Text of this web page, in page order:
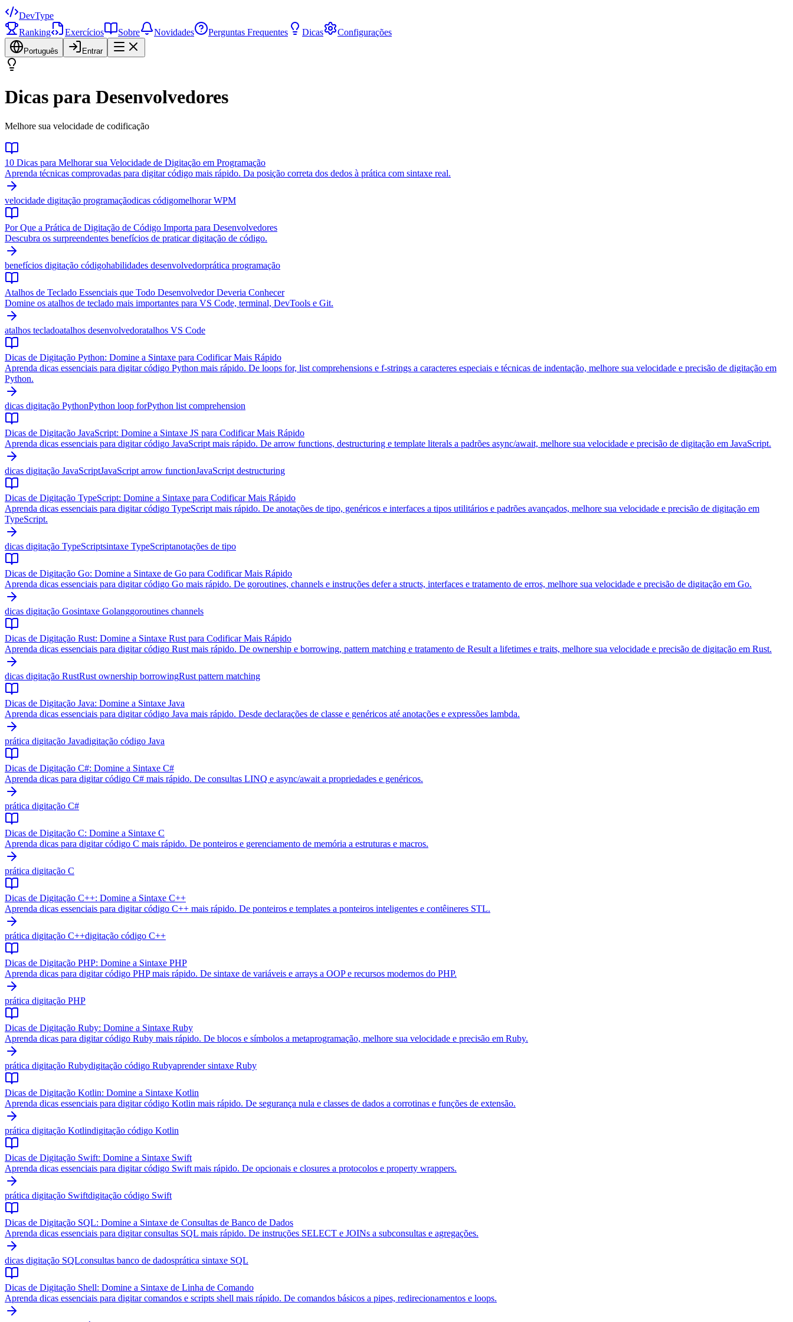
DevType
Ranking
Exercícios Sobre Novidades Perguntas Frequentes Dicas Configurações
Português Entrar
Dicas para Desenvolvedores
Melhore sua velocidade de codificação
10 Dicas para Melhorar sua Velocidade de Digitação em Programação
Aprenda técnicas comprovadas para digitar código mais rápido. Da posição correta dos dedos à prática com sintaxe real.
velocidade digitação programaçãodicas códigomelhorar WPM
Por Que a Prática de Digitação de Código Importa para Desenvolvedores
Descubra os surpreendentes benefícios de praticar digitação de código.
benefícios digitação códigohabilidades desenvolvedorprática programação
Atalhos de Teclado Essenciais que Todo Desenvolvedor Deveria Conhecer
Domine os atalhos de teclado mais importantes para VS Code, terminal, DevTools e Git.
atalhos tecladoatalhos desenvolvedoratalhos VS Code
Dicas de Digitação Python: Domine a Sintaxe para Codificar Mais Rápido
Aprenda dicas essenciais para digitar código Python mais rápido. De loops for, list comprehensions e f-strings a caracteres especiais e técnicas de indentação, melhore sua velocidade e precisão de digitação em
Python.
dicas digitação PythonPython loop forPython list comprehension
Dicas de Digitação JavaScript: Domine a Sintaxe JS para Codificar Mais Rápido
Aprenda dicas essenciais para digitar código JavaScript mais rápido. De arrow functions, destructuring e template literals a padrões async/await, melhore sua velocidade e precisão de digitação em JavaScript.
dicas digitação JavaScriptJavaScript arrow functionJavaScript destructuring
Dicas de Digitação TypeScript: Domine a Sintaxe para Codificar Mais Rápido
Aprenda dicas essenciais para digitar código TypeScript mais rápido. De anotações de tipo, genéricos e interfaces a tipos utilitários e padrões avançados, melhore sua velocidade e precisão de digitação em
TypeScript.
dicas digitação TypeScriptsintaxe TypeScriptanotações de tipo
Dicas de Digitação Go: Domine a Sintaxe de Go para Codificar Mais Rápido
Aprenda dicas essenciais para digitar código Go mais rápido. De goroutines, channels e instruções defer a structs, interfaces e tratamento de erros, melhore sua velocidade e precisão de digitação em Go.
dicas digitação Gosintaxe Golanggoroutines channels
Dicas de Digitação Rust: Domine a Sintaxe Rust para Codificar Mais Rápido
Aprenda dicas essenciais para digitar código Rust mais rápido. De ownership e borrowing, pattern matching e tratamento de Result a lifetimes e traits, melhore sua velocidade e precisão de digitação em Rust.
dicas digitação RustRust ownership borrowingRust pattern matching
Dicas de Digitação Java: Domine a Sintaxe Java
Aprenda dicas essenciais para digitar código Java mais rápido. Desde declarações de classe e genéricos até anotações e expressões lambda.
prática digitação Javadigitação código Java
Dicas de Digitação C#: Domine a Sintaxe C#
Aprenda dicas para digitar código C# mais rápido. De consultas LINQ e async/await a propriedades e genéricos.
prática digitação C#
Dicas de Digitação C: Domine a Sintaxe C
Aprenda dicas para digitar código C mais rápido. De ponteiros e gerenciamento de memória a estruturas e macros.
prática digitação C
Dicas de Digitação C++: Domine a Sintaxe C++
Aprenda dicas essenciais para digitar código C++ mais rápido. De ponteiros e templates a ponteiros inteligentes e contêineres STL.
prática digitação C++digitação código C++
Dicas de Digitação PHP: Domine a Sintaxe PHP
Aprenda dicas para digitar código PHP mais rápido. De sintaxe de variáveis e arrays a OOP e recursos modernos do PHP.
prática digitação PHP
Dicas de Digitação Ruby: Domine a Sintaxe Ruby
Aprenda dicas para digitar código Ruby mais rápido. De blocos e símbolos a metaprogramação, melhore sua velocidade e precisão em Ruby.
prática digitação Rubydigitação código Rubyaprender sintaxe Ruby
Dicas de Digitação Kotlin: Domine a Sintaxe Kotlin
Aprenda dicas essenciais para digitar código Kotlin mais rápido. De segurança nula e classes de dados a corrotinas e funções de extensão.
prática digitação Kotlindigitação código Kotlin
Dicas de Digitação Swift: Domine a Sintaxe Swift
Aprenda dicas essenciais para digitar código Swift mais rápido. De opcionais e closures a protocolos e property wrappers.
prática digitação Swiftdigitação código Swift
Dicas de Digitação SQL: Domine a Sintaxe de Consultas de Banco de Dados
Aprenda dicas essenciais para digitar consultas SQL mais rápido. De instruções SELECT e JOINs a subconsultas e agregações.
dicas digitação SQLconsultas banco de dadosprática sintaxe SQL
Dicas de Digitação Shell: Domine a Sintaxe de Linha de Comando
Aprenda dicas essenciais para digitar comandos e scripts shell mais rápido. De comandos básicos a pipes, redirecionamentos e loops.